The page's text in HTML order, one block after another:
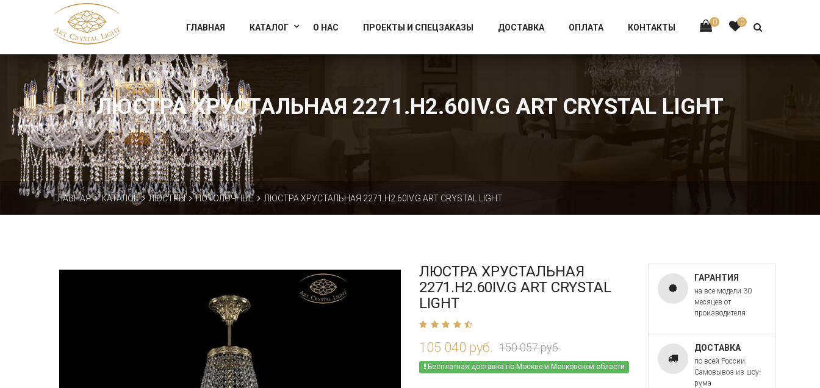
Официальный магазин фабрики Art Crystal Light
0 0
ГЛАВНАЯ КАТАЛОГ О НАС ПРОЕКТЫ И СПЕЦЗАКАЗЫ ДОСТАВКА ОПЛАТА КОНТАКТЫ
ЛЮСТРА ХРУСТАЛЬНАЯ 2271.H2.60IV.G ART CRYSTAL LIGHT
ГЛАВНАЯ КАТАЛОГ ЛЮСТРЫ ПОТОЛОЧНЫЕ ЛЮСТРА ХРУСТАЛЬНАЯ 2271.H2.60IV.G ART CRYSTAL LIGHT
ЛЮСТРА ХРУСТАЛЬНАЯ
2271.H2.60IV.G ART CRYSTAL
LIGHT
105 040 руб. 150 057 руб.
Бесплатная доставка по Москве и Московской области
ГАРАНТИЯ
на все модели 30
месяцев от
производителя
ДОСТАВКА
по всей России.
Самовывоз из шоу-
рума